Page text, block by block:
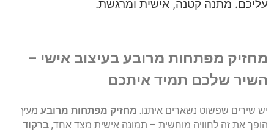
מתנה קטנה, אישית ומרגשת.
מפתחות מרובע בעיצוב אישי –
שלכם תמיד איתכם
שפשוט נשארים איתנו.מחזיק מפתחות מרובעמעץ
את זה לחוויה מוחשית – תמונה אישית מצד אחד,ברקוד